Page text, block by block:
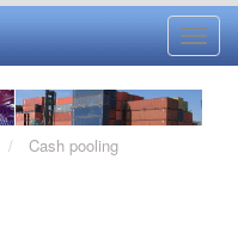
Cash pooling